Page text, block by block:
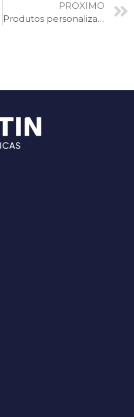
PROXIMO
Produtos personalizados para cada tipo de negócio